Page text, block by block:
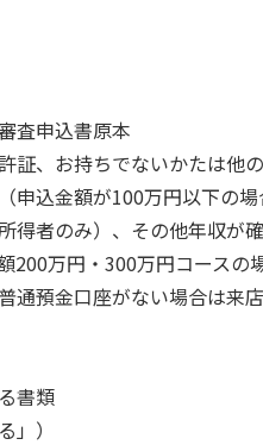
査申込書原本
証、お持ちでないかたは他
申込金額が100万円以下の
得者のみ）、その他年収が
200万円・300万円コースの
通預金口座がない場合は来店
書類
」）